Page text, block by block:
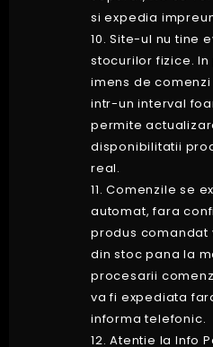
si expedia
10. Site-ul nu tine
stocurilor fizice. In
imens de
intr-un interval
permite
disponibilitatii
real.
11. Comenzile se
automat, fara
produs comandat
din stoc pana la
procesarii
va fi expediata
informa telefonic.
12. Atentie la Info